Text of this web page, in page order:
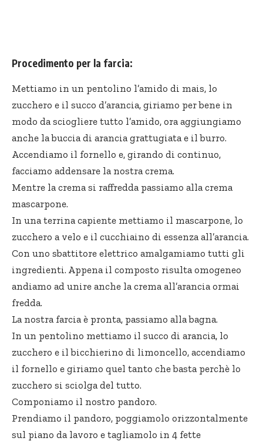
Procedimento per la farcia:
Mettiamo in un pentolino l’amido di mais, lo
zucchero e il succo d’arancia, giriamo per bene in
modo da sciogliere tutto l’amido, ora aggiungiamo
anche la buccia di arancia grattugiata e il burro.
Accendiamo il fornello e, girando di continuo,
facciamo addensare la nostra crema.
Mentre la crema si raffredda passiamo alla crema
mascarpone.
In una terrina capiente mettiamo il mascarpone, lo
zucchero a velo e il cucchiaino di essenza all’arancia.
Con uno sbattitore elettrico amalgamiamo tutti gli
ingredienti. Appena il composto risulta omogeneo
andiamo ad unire anche la crema all’arancia ormai
fredda.
La nostra farcia è pronta, passiamo alla bagna.
In un pentolino mettiamo il succo di arancia, lo
zucchero e il bicchierino di limoncello, accendiamo
il fornello e giriamo quel tanto che basta perchè lo
zucchero si sciolga del tutto.
Componiamo il nostro pandoro.
Prendiamo il pandoro, poggiamolo orizzontalmente
sul piano da lavoro e tagliamolo in 4 fette